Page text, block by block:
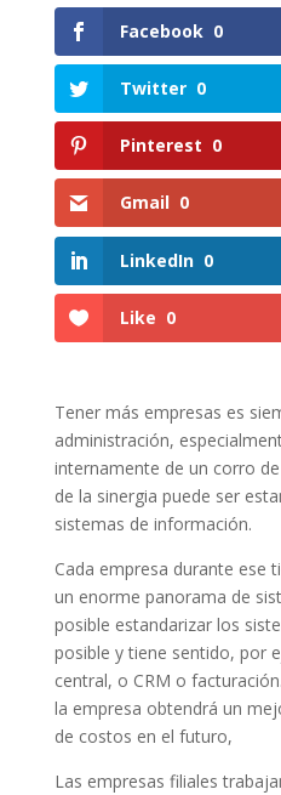
Facebook 0
Twitter 0
Pinterest 0
Gmail 0
LinkedIn 0
Like 0
Tener más empresas es
administración,
internamente de un corro
de la sinergia puede ser
sistemas de información.
Cada empresa durante ese
un enorme panorama de
posible estandarizar los
posible y tiene sentido, por
central, o CRM o
la empresa obtendrá un
de costos en el futuro,
Las empresas filiales